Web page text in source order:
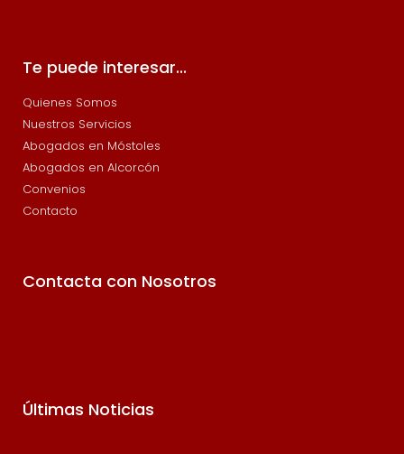
Te puede interesar...
Quienes Somos
Nuestros Servicios
Abogados en Móstoles
Abogados en Alcorcón
Convenios
Contacto
Contacta con Nosotros
Últimas Noticias